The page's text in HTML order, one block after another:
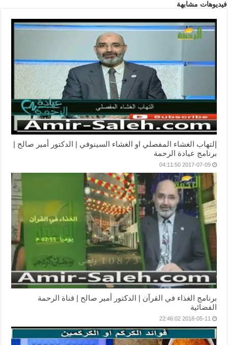
فيديوهات مشابهة
إلتهاب الغشاء المفصلي او الغشاء السينوفي | الدكتور أمير صالح |
برنامج عيادة الرحمة
2017-07-09 04:11:50
برنامج الغذاء في القرآن | الدكتور أمير صالح | قناة الرحمة
الفضائية
2018-05-11 22:46:02